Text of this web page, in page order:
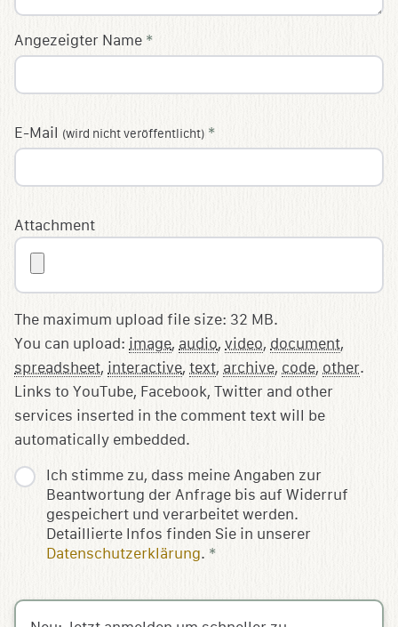
Angezeigter Name *
E-Mail (wird nicht veröffentlicht) *
Ich stimme zu, dass meine Angaben zur
Beantwortung der Anfrage bis auf Widerruf
gespeichert und verarbeitet werden.
Detaillierte Infos finden Sie in unserer
Datenschutzerklärung. *
Attachment
The maximum upload file size: 32 MB.
You can upload: image, audio, video, document,
spreadsheet, interactive, text, archive, code, other.
Links to YouTube, Facebook, Twitter and other
services inserted in the comment text will be
automatically embedded.